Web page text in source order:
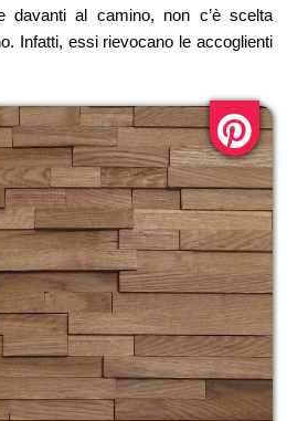
davanti al camino, non c’è scelta
Infatti, essi rievocano le accoglienti